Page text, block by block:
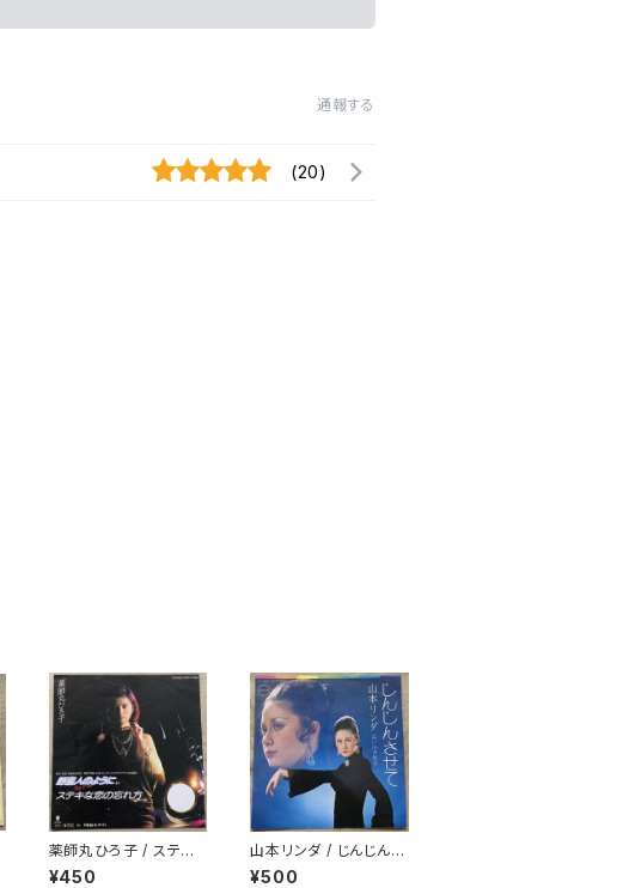
通報する
(20)
薬師丸ひろ子 / ステキ
な恋の忘れ方
¥450
山本リンダ / じんじんさ
せて
¥500